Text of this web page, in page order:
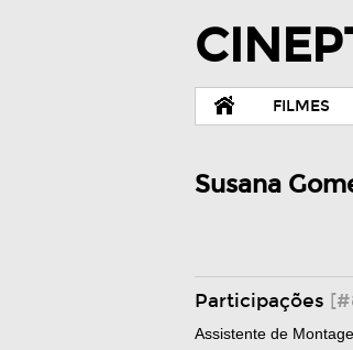
FILMES
Susana
Participações
Assistente de